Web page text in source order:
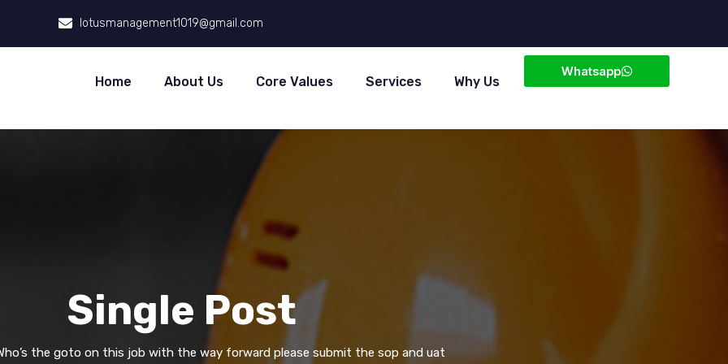
lotusmanagement1019@gmail.com
Home About Us Core Values Services Why Us
Whatsapp
Single Post
the goto on this job with the way forward please submit the sop and uat